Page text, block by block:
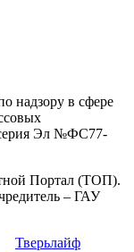
надзору в сфере
Эл №ФС77-
Портал (ТОП).
– ГАУ
Тверьлайф